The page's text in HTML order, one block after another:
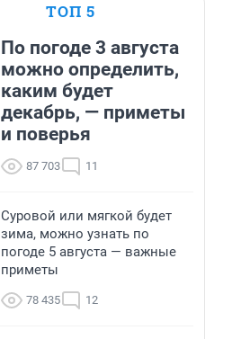
ТОП 5
По погоде 3 августа
можно определить,
каким будет
декабрь, — приметы
и поверья
87 703 11
Суровой или мягкой будет
зима, можно узнать по
погоде 5 августа — важные
приметы
78 435 12